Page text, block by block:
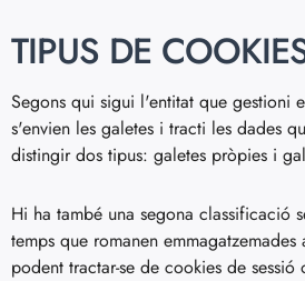
TIPUS DE
Segons qui sigui l'entitat que gestioni
s'envien les galetes i tracti les dades
distingir dos tipus: galetes pròpies i
Hi ha també una segona classificació
temps que romanen
podent tractar-se de cookies de sessió